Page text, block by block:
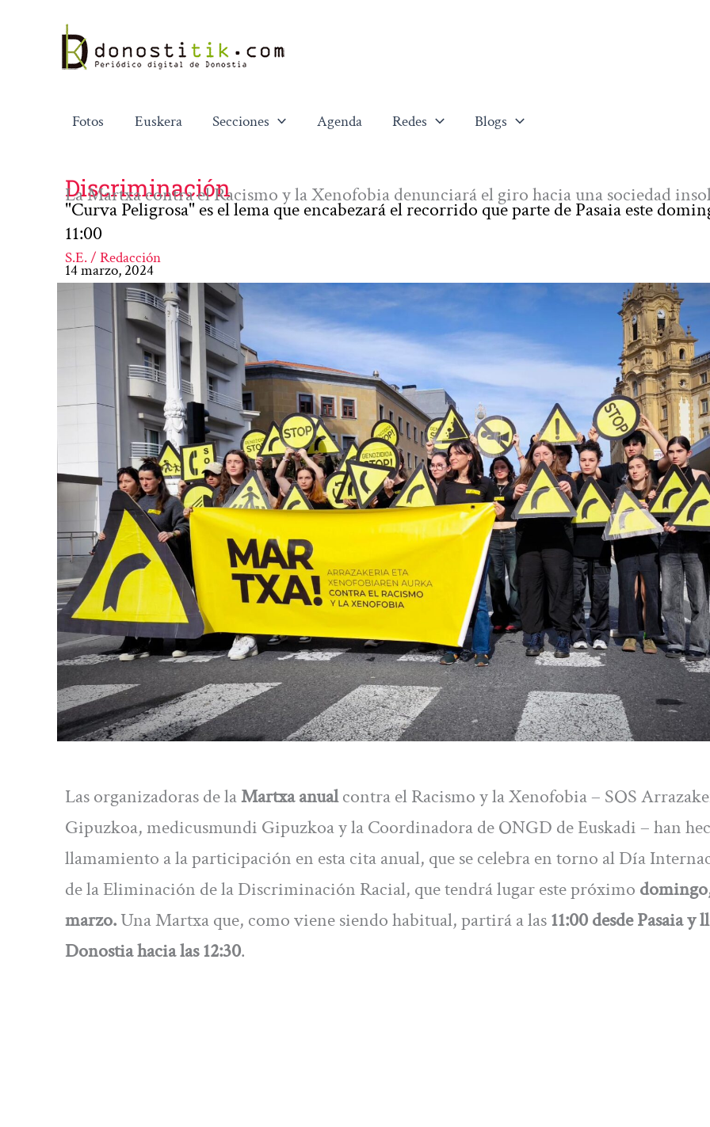
contenido
Fotos Euskera Secciones Agenda Redes Blogs
Discriminación
La Martxa contra el Racismo y la Xenofobia denunciará el giro hacia una sociedad
"Curva Peligrosa" es el lema que encabezará el recorrido que parte de Pasaia este
11:00
S.E. / Redacción
14 marzo, 2024
Las organizadoras de laMartxa anualcontra el Racismo y la Xenofobia – SOS
Gipuzkoa, medicusmundi Gipuzkoa y la Coordinadora de ONGD de Euskadi – han
llamamiento a la participación en esta cita anual, que se celebra en torno al Día
de la Eliminación de la Discriminación Racial, que tendrá lugar este próximo
marzo.Una Martxa que, como viene siendo habitual, partirá a las11:00 desde Pasaia y
Donostia hacia las 12:30.